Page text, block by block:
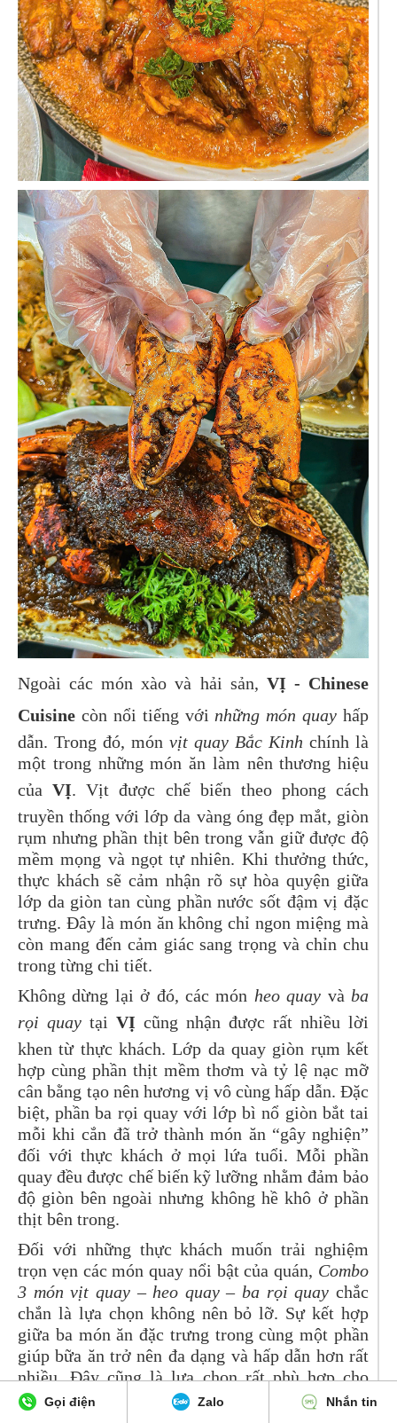
Ngoài các món xào và hải sản, VỊ - Chinese
Cuisine còn nổi tiếng với những món quay hấp
dẫn. Trong đó, món vịt quay Bắc Kinh chính là
một trong những món ăn làm nên thương hiệu
củaVỊ. Vịt được chế biến theo phong cách
truyền thống với lớp da vàng óng đẹp mắt, giòn
rụm nhưng phần thịt bên trong vẫn giữ được độ
mềm mọng và ngọt tự nhiên. Khi thưởng thức,
thực khách sẽ cảm nhận rõ sự hòa quyện giữa
lớp da giòn tan cùng phần nước sốt đậm vị đặc
trưng. Đây là món ăn không chỉ ngon miệng mà
còn mang đến cảm giác sang trọng và chỉn chu
trong từng chi tiết.
Không dừng lại ở đó, các món heo quay vàba
rọi quay tại VỊ cũng nhận được rất nhiều lời
khen từ thực khách. Lớp da quay giòn rụm kết
hợp cùng phần thịt mềm thơm và tỷ lệ nạc mỡ
cân bằng tạo nên hương vị vô cùng hấp dẫn. Đặc
biệt, phần ba rọi quay với lớp bì nổ giòn bắt tai
mỗi khi cắn đã trở thành món ăn “gây nghiện”
đối với thực khách ở mọi lứa tuổi. Mỗi phần
quay đều được chế biến kỹ lưỡng nhằm đảm bảo
độ giòn bên ngoài nhưng không hề khô ở phần
thịt bên trong.
Đối với những thực khách muốn trải nghiệm
trọn vẹn các món quay nổi bật của quán, Combo
3 món vịt quay – heo quay – ba rọi quay chắc
chắn là lựa chọn không nên bỏ lỡ. Sự kết hợp
giữa ba món ăn đặc trưng trong cùng một phần
giúp bữa ăn trở nên đa dạng và hấp dẫn hơn rất
nhiều. Đây cũng là lựa chọn rất phù hợp cho
những buổi họp mặt gia đình hoặc nhóm bạn
Gọi điện Zalo Nhắn tin